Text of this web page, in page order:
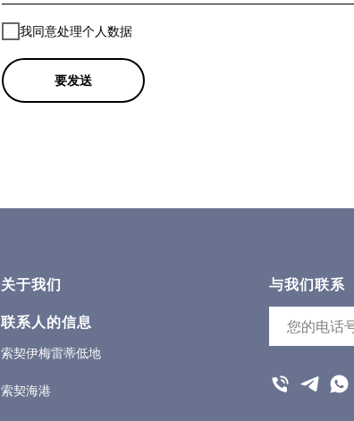
我同意处理个人数据
要发送
关于我们
联系人的信息
索契伊梅雷蒂低地
索契海港
与我们联系